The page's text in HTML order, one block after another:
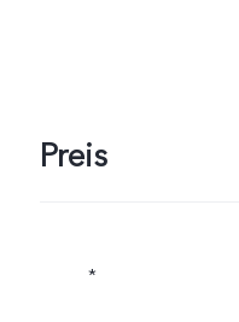
Preis
*